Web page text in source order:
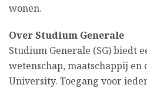
wonen.
Over Studium Generale
Studium Generale (SG) biedt
wetenschap, maatschappij
University. Toegang voor